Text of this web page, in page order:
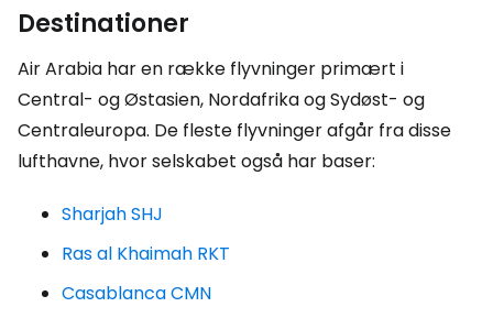
Destinationer
Air Arabia har en række flyvninger primært i
Central- og Østasien, Nordafrika og Sydøst- og
Centraleuropa. De fleste flyvninger afgår fra disse
lufthavne, hvor selskabet også har baser:
Sharjah SHJ
Ras al Khaimah RKT
Casablanca CMN